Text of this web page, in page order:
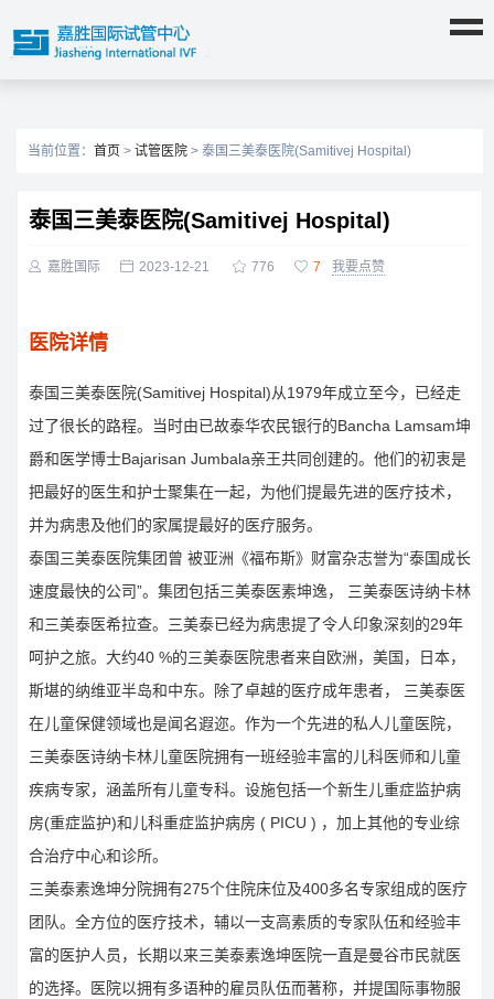
当前位置： 首页 > 试管医院 > 泰国三美泰医院(Samitivej Hospital)
泰国三美泰医院(Samitivej Hospital)
 嘉胜国际  2023-12-21  776  7 我要点赞
医院详情
泰国三美泰医院(Samitivej Hospital)从1979年成立至今，已经走
过了很长的路程。当时由已故泰华农民银行的Bancha Lamsam坤
爵和医学博士Bajarisan Jumbala亲王共同创建的。他们的初衷是
把最好的医生和护士聚集在一起，为他们提最先进的医疗技术，
并为病患及他们的家属提最好的医疗服务。
泰国三美泰医院集团曾 被亚洲《福布斯》财富杂志誉为“泰国成长
速度最快的公司”。集团包括三美泰医素坤逸， 三美泰医诗纳卡林
和三美泰医希拉查。三美泰已经为病患提了令人印象深刻的29年
呵护之旅。大约40 %的三美泰医院患者来自欧洲，美国，日本，
斯堪的纳维亚半岛和中东。除了卓越的医疗成年患者， 三美泰医
在儿童保健领域也是闻名遐迩。作为一个先进的私人儿童医院，
三美泰医诗纳卡林儿童医院拥有一班经验丰富的儿科医师和儿童
疾病专家，涵盖所有儿童专科。设施包括一个新生儿重症监护病
房(重症监护)和儿科重症监护病房 ( PICU ) ，加上其他的专业综
合治疗中心和诊所。
三美泰素逸坤分院拥有275个住院床位及400多名专家组成的医疗
团队。全方位的医疗技术，辅以一支高素质的专家队伍和经验丰
富的医护人员，长期以来三美泰素逸坤医院一直是曼谷市民就医
的选择。医院以拥有多语种的雇员队伍而著称，并提国际事物服